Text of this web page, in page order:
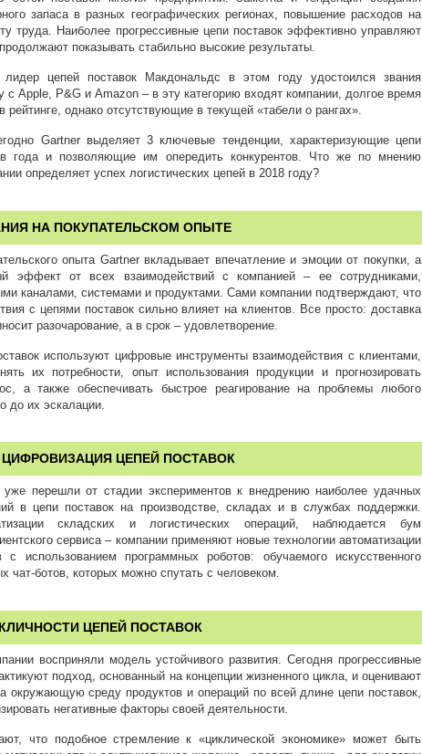
запаса в разных географических регионах, повышение расходов на
труда. Наиболее прогрессивные цепи поставок эффективно управляют
показывать стабильно высокие результаты.
лидер цепей поставок Макдональдс в этом году удостоился звания
с Apple, P&G и Amazon – в эту категорию входят компании, долгое время
рейтинге, однако отсутствующие в текущей «табели о рангах».
Gartner выделяет 3 ключевые тенденции, характеризующие цепи
года и позволяющие им опередить конкурентов. Что же по мнению
определяет успех логистических цепей в 2018 году?
НА ПОКУПАТЕЛЬСКОМ ОПЫТЕ
опыта Gartner вкладывает впечатление и эмоции от покупки, а
эффект от всех взаимодействий с компанией – ее сотрудниками,
каналами, системами и продуктами. Сами компании подтверждают, что
с цепями поставок сильно влияет на клиентов. Все просто: доставка
разочарование, а в срок – удовлетворение.
используют цифровые инструменты взаимодействия с клиентами,
их потребности, опыт использования продукции и прогнозировать
а также обеспечивать быстрое реагирование на проблемы любого
до их эскалации.
ЦЕПЕЙ ПОСТАВОК
перешли от стадии экспериментов к внедрению наиболее удачных
в цепи поставок на производстве, складах и в службах поддержки.
складских и логистических операций, наблюдается бум
сервиса – компании применяют новые технологии автоматизации
с использованием программных роботов: обучаемого искусственного
чат-ботов, которых можно спутать с человеком.
ЦЕПЕЙ ПОСТАВОК
восприняли модель устойчивого развития. Сегодня прогрессивные
подход, основанный на концепции жизненного цикла, и оценивают
окружающую среду продуктов и операций по всей длине цепи поставок,
негативные факторы своей деятельности.
что подобное стремление к «циклической экономике» может быть